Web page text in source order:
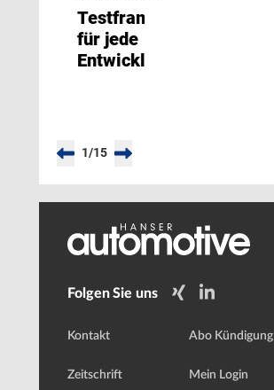
Testframework
für jede
Entwicklungsstufe
1/15
Folgen Sie uns
Kontakt
Zeitschrift
Abo Kündigung
Mein Login